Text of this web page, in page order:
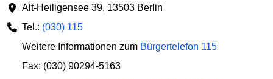
Alt-Heiligensee 39, 13503 Berlin
Tel.: (030) 115
Weitere Informationen zum Bürgertelefon 115
Fax: (030) 90294-5163